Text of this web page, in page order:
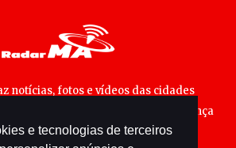
e tecnologias de terceiros
notícias, fotos e vídeos das cidades
especiais sobre política, segurança
e cultura popular.